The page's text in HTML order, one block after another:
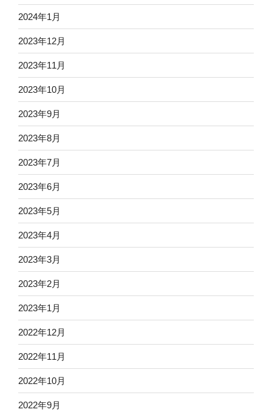
2024年1月
2023年12月
2023年11月
2023年10月
2023年9月
2023年8月
2023年7月
2023年6月
2023年5月
2023年4月
2023年3月
2023年2月
2023年1月
2022年12月
2022年11月
2022年10月
2022年9月